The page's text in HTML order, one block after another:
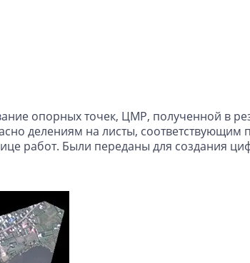
опорных точек, ЦМР, полученной в
делениям на листы, соответствующим
работ. Были переданы для создания